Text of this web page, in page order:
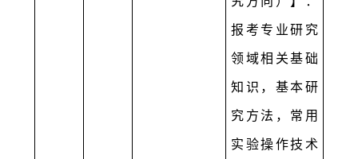
报考专业研究
领域相关基础
知识，基本研
究方法，常用
实验操作技术